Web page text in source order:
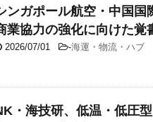
ンガポール航空・中国国
業協力の強化に向けた覚
2026/07/01 -海運・物流・ハブ
・海技研、低温・低圧